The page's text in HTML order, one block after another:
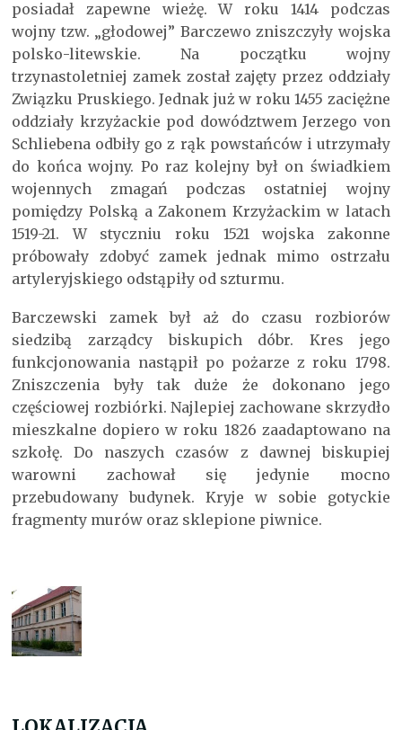
posiadał zapewne wieżę. W roku 1414 podczas
wojny tzw. „głodowej” Barczewo zniszczyły wojska
polsko-litewskie. Na początku wojny
trzynastoletniej zamek został zajęty przez oddziały
Związku Pruskiego. Jednak już w roku 1455 zaciężne
oddziały krzyżackie pod dowództwem Jerzego von
Schliebena odbiły go z rąk powstańców i utrzymały
do końca wojny. Po raz kolejny był on świadkiem
wojennych zmagań podczas ostatniej wojny
pomiędzy Polską a Zakonem Krzyżackim w latach
1519-21. W styczniu roku 1521 wojska zakonne
próbowały zdobyć zamek jednak mimo ostrzału
artyleryjskiego odstąpiły od szturmu.
Barczewski zamek był aż do czasu rozbiorów
siedzibą zarządcy biskupich dóbr. Kres jego
funkcjonowania nastąpił po pożarze z roku 1798.
Zniszczenia były tak duże że dokonano jego
częściowej rozbiórki. Najlepiej zachowane skrzydło
mieszkalne dopiero w roku 1826 zaadaptowano na
szkołę. Do naszych czasów z dawnej biskupiej
warowni zachował się jedynie mocno
przebudowany budynek. Kryje w sobie gotyckie
fragmenty murów oraz sklepione piwnice.